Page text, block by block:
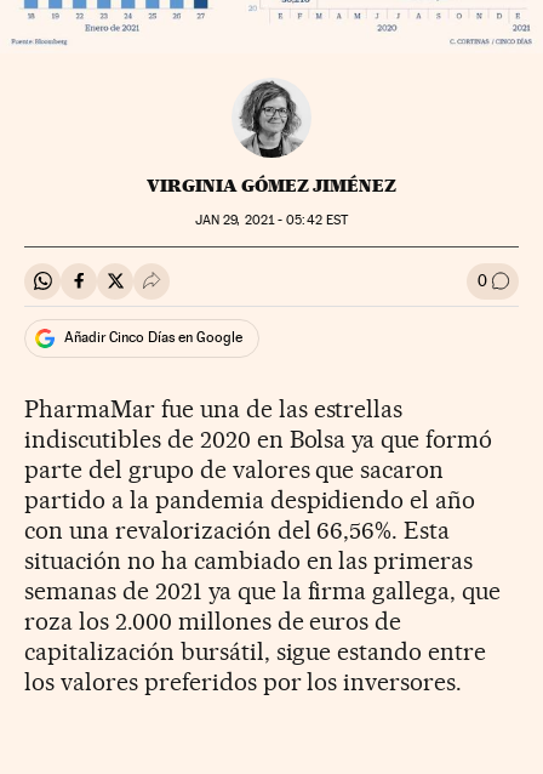
VIRGINIA GÓMEZ JIMÉNEZ
JAN 29, 2021 - 05:42EST
Compartir en Whatsapp
Compartir en Facebook
Compartir en Twitter
Desplegar Redes Sociales 0 Ir a
Añadir Cinco Días en Google
PharmaMar fue una de las estrellas
indiscutibles de 2020 en Bolsa ya que formó
parte del grupo de valores que sacaron
partido a la pandemia despidiendo el año
con una revalorización del 66,56%. Esta
situación no ha cambiado en las primeras
semanas de 2021 ya que la firma gallega, que
roza los 2.000 millones de euros de
capitalización bursátil, sigue estando entre
los valores preferidos por los inversores.